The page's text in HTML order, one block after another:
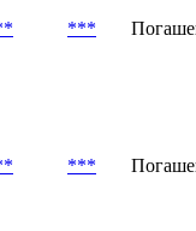
***
***